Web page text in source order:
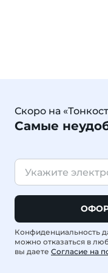
Скоро на
Самые
Конфиденциальность
можно отказаться в
вы даете Согласие на